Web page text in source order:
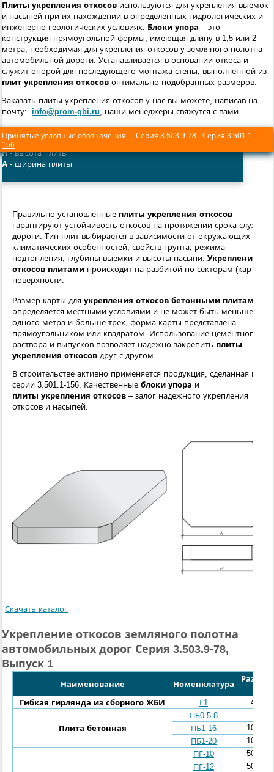
Плиты укрепления откосов используются для укрепления выемок
и насыпей при их нахождении в определенных гидрологических и
инженерно-геологических условиях. Блоки упора – это
конструкция прямоугольной формы, имеющая длину в 1,5 или 2
метра, необходимая для укрепления откосов у земляного полотна
автомобильной дороги. Устанавливается в основании откоса и
служит опорой для последующего монтажа стены, выполненной из
плит укрепления откосов оптимально подобранных размеров.
Заказать плиты укрепления откосов у нас вы можете, написав на
почту: info@prom-gbi.ru, наши менеджеры свяжутся с вами.
Принятые условные обозначения: Серия 3.503.9-78
Серия 3.501.1-
156
H- высота плиты
A - ширина плиты
Правильно установленные плиты укрепления откосов
гарантируют устойчивость откосов на протяжении срока службы
дороги. Тип плит выбирается в зависимости от окружающих
климатических особенностей, свойств грунта, режима
подтопления, глубины выемки и высоты насыпи. Укрепление
откосов плитами происходит на разбитой по секторам (картам)
поверхности.
Размер карты для укрепления откосов бетонными плитами
определяется местными условиями и не может быть меньше
одного метра и больше трех, форма карты представлена
прямоугольником или квадратом. Использование цементного
раствора и выпусков позволяет надежно закрепить плиты
укрепления откосов друг с другом.
В строительстве активно применяется продукция, сделанная по
серии 3.501.1-156. Качественные блоки упора и
плиты укрепления откосов – залог надежного укрепления
откосов и насыпей.
Скачать каталог
Укрепление откосов земляного полотна
автомобильных дорог Серия 3.503.9-78,
Выпуск 1
Наименование Номенклатура
Гибкая гирлянда из сборного ЖБИ
Г1
Плита бетонная
ПБ0.5-8
ПБ1-16
ПБ1-20
ПГ-10
ПГ-12